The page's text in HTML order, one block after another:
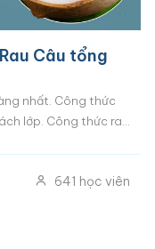
Câu tổng
nhất. Công thức
lớp. Công thức rau
641 học viên